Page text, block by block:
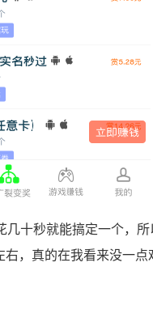
十秒就能搞定一个，所
右，真的在我看来没一点